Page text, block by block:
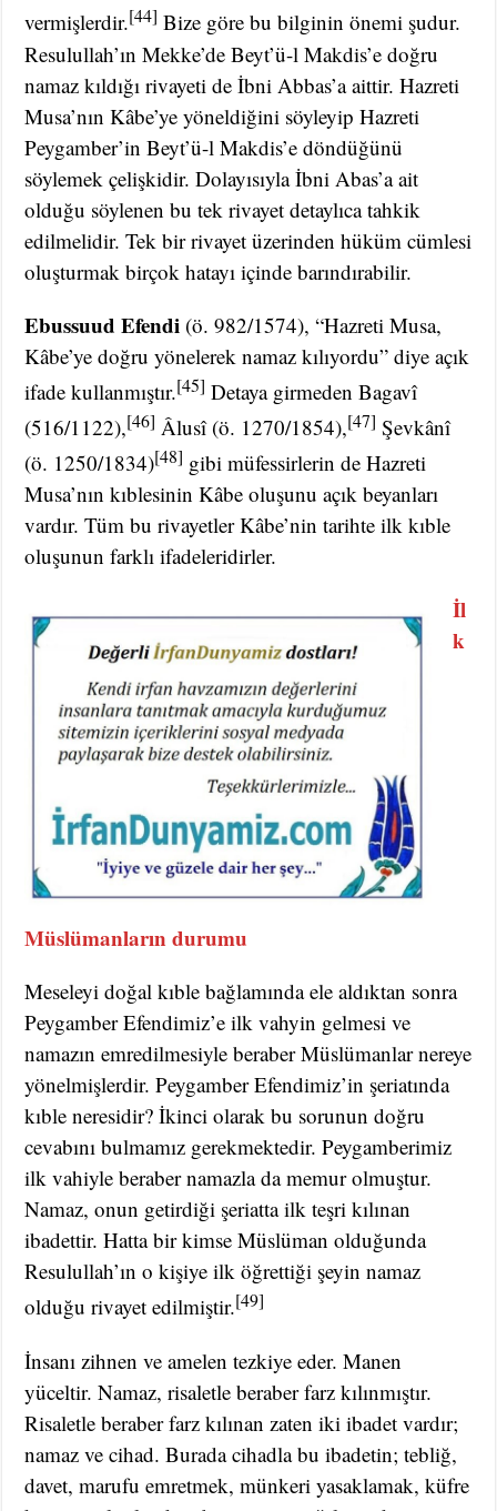
vermişlerdir.[44] Bize göre bu bilginin önemi şudur.
Resulullah’ın Mekke’de Beyt’ü-l Makdis’e doğru
namaz kıldığı rivayeti de İbni Abbas’a aittir. Hazreti
Musa’nın Kâbe’ye yöneldiğini söyleyip Hazreti
Peygamber’in Beyt’ü-l Makdis’e döndüğünü
söylemek çelişkidir. Dolayısıyla İbni Abas’a ait
olduğu söylenen bu tek rivayet detaylıca tahkik
edilmelidir. Tek bir rivayet üzerinden hüküm cümlesi
oluşturmak birçok hatayı içinde barındırabilir.
Ebussuud Efendi (ö. 982/1574), “Hazreti Musa,
Kâbe’ye doğru yönelerek namaz kılıyordu” diye açık
ifade kullanmıştır.[45] Detaya girmeden Bagavî
(516/1122),[46] Âlusî (ö. 1270/1854),[47] Şevkânî
(ö. 1250/1834)[48] gibi müfessirlerin de Hazreti
Musa’nın kıblesinin Kâbe oluşunu açık beyanları
vardır. Tüm bu rivayetler Kâbe’nin tarihte ilk kıble
oluşunun farklı ifadeleridirler.
İl
k
Müslümanların durumu
Meseleyi doğal kıble bağlamında ele aldıktan sonra
Peygamber Efendimiz’e ilk vahyin gelmesi ve
namazın emredilmesiyle beraber Müslümanlar nereye
yönelmişlerdir. Peygamber Efendimiz’in şeriatında
kıble neresidir? İkinci olarak bu sorunun doğru
cevabını bulmamız gerekmektedir. Peygamberimiz
ilk vahiyle beraber namazla da memur olmuştur.
Namaz, onun getirdiği şeriatta ilk teşri kılınan
ibadettir. Hatta bir kimse Müslüman olduğunda
Resulullah’ın o kişiye ilk öğrettiği şeyin namaz
olduğu rivayet edilmiştir.[49]
İnsanı zihnen ve amelen tezkiye eder. Manen
yüceltir. Namaz, risaletle beraber farz kılınmıştır.
Risaletle beraber farz kılınan zaten iki ibadet vardır;
namaz ve cihad. Burada cihadla bu ibadetin; tebliğ,
davet, marufu emretmek, münkeri yasaklamak, küfre